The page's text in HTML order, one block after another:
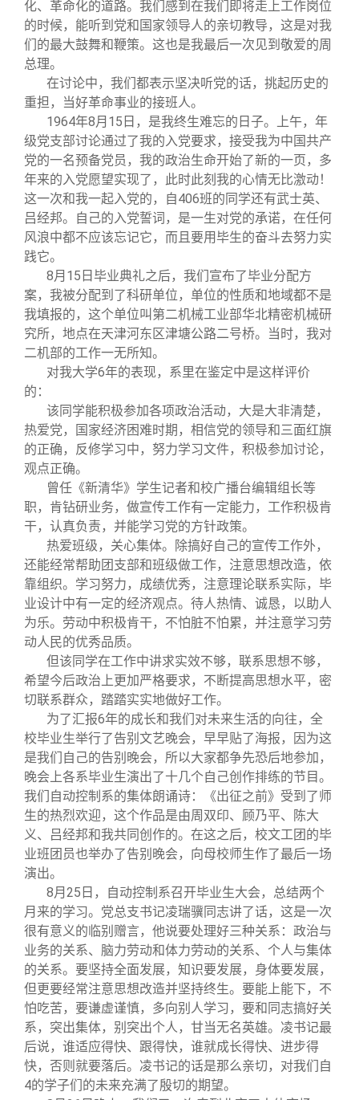
化、革命化的道路。我们感到在我们即将走上工作岗位
的时候，能听到党和国家领导人的亲切教导，这是对我
们的最大鼓舞和鞭策。这也是我最后一次见到敬爱的周
总理。
在讨论中，我们都表示坚决听党的话，挑起历史的
重担，当好革命事业的接班人。
1964年8月15日，是我终生难忘的日子。上午，年
级党支部讨论通过了我的入党要求，接受我为中国共产
党的一名预备党员，我的政治生命开始了新的一页，多
年来的入党愿望实现了，此时此刻我的心情无比激动！
这一次和我一起入党的，自406班的同学还有武士英、
吕经邦。自己的入党誓词，是一生对党的承诺，在任何
风浪中都不应该忘记它，而且要用毕生的奋斗去努力实
践它。
8月15日毕业典礼之后，我们宣布了毕业分配方
案，我被分配到了科研单位，单位的性质和地域都不是
我填报的，这个单位叫第二机械工业部华北精密机械研
究所，地点在天津河东区津塘公路二号桥。当时，我对
二机部的工作一无所知。
对我大学6年的表现，系里在鉴定中是这样评价
的：
该同学能积极参加各项政治活动，大是大非清楚，
热爱党，国家经济困难时期，相信党的领导和三面红旗
的正确，反修学习中，努力学习文件，积极参加讨论，
观点正确。
曾任《新清华》学生记者和校广播台编辑组长等
职，肯钻研业务，做宣传工作有一定能力，工作积极肯
干，认真负责，并能学习党的方针政策。
热爱班级，关心集体。除搞好自己的宣传工作外，
还能经常帮助团支部和班级做工作，注意思想改造，依
靠组织。学习努力，成绩优秀，注意理论联系实际，毕
业设计中有一定的经济观点。待人热情、诚恳，以助人
为乐。劳动中积极肯干，不怕脏不怕累，并注意学习劳
动人民的优秀品质。
但该同学在工作中讲求实效不够，联系思想不够，
希望今后政治上更加严格要求，不断提高思想水平，密
切联系群众，踏踏实实地做好工作。
为了汇报6年的成长和我们对未来生活的向往，全
校毕业生举行了告别文艺晚会，早早贴了海报，因为这
是我们自己的告别晚会，所以大家都争先恐后地参加，
晚会上各系毕业生演出了十几个自己创作排练的节目。
我们自动控制系的集体朗诵诗：《出征之前》受到了师
生的热烈欢迎，这个作品是由周双印、顾乃平、陈大
义、吕经邦和我共同创作的。在这之后，校文工团的毕
业班团员也举办了告别晚会，向母校师生作了最后一场
演出。
8月25日，自动控制系召开毕业生大会，总结两个
月来的学习。党总支书记凌瑞骥同志讲了话，这是一次
很有意义的临别赠言，他说要处理好三种关系：政治与
业务的关系、脑力劳动和体力劳动的关系、个人与集体
的关系。要坚持全面发展，知识要发展，身体要发展，
但更要经常注意思想改造并坚持终生。要能上能下，不
怕吃苦，要谦虚谨慎，多向别人学习，要和同志搞好关
系，突出集体，别突出个人，甘当无名英雄。凌书记最
后说，谁适应得快、跟得快，谁就成长得快、进步得
快，否则就要落后。凌书记的话是那么亲切，对我们自
4的学子们的未来充满了殷切的期望。